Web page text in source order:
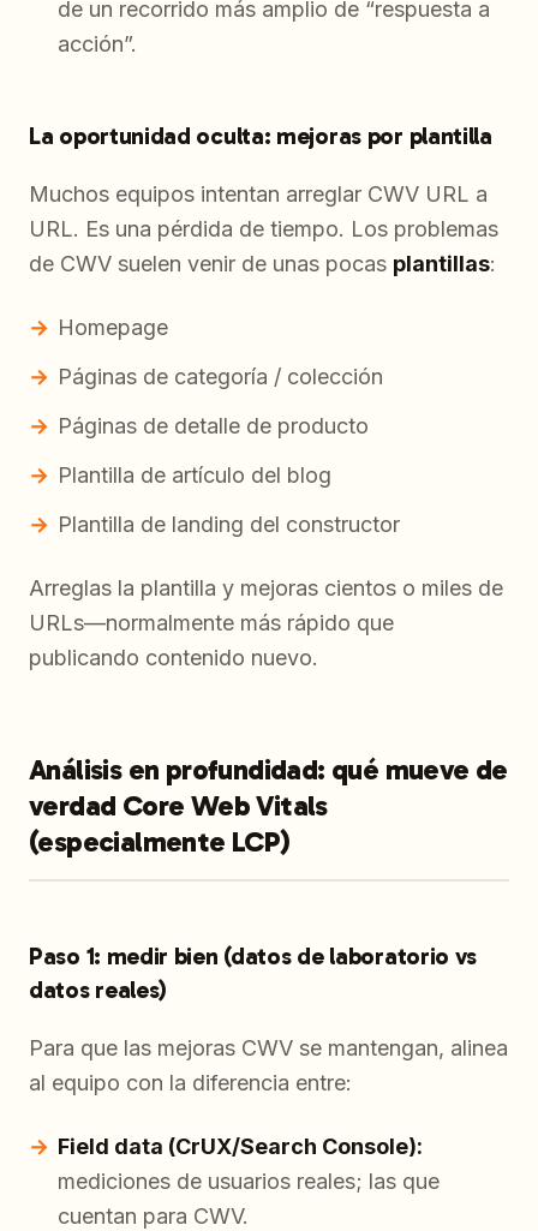
de un recorrido más amplio de “respuesta a
acción”.
La oportunidad oculta: mejoras por plantilla
Muchos equipos intentan arreglar CWV URL a
URL. Es una pérdida de tiempo. Los problemas
de CWV suelen venir de unas pocas plantillas:
Homepage
Páginas de categoría / colección
Páginas de detalle de producto
Plantilla de artículo del blog
Plantilla de landing del constructor
Arreglas la plantilla y mejoras cientos o miles de
URLs—normalmente más rápido que
publicando contenido nuevo.
Análisis en profundidad: qué mueve de
verdad Core Web Vitals
(especialmente LCP)
Paso 1: medir bien (datos de laboratorio vs
datos reales)
Para que las mejoras CWV se mantengan, alinea
al equipo con la diferencia entre:
Field data (CrUX/Search Console):
mediciones de usuarios reales; las que
cuentan para CWV.